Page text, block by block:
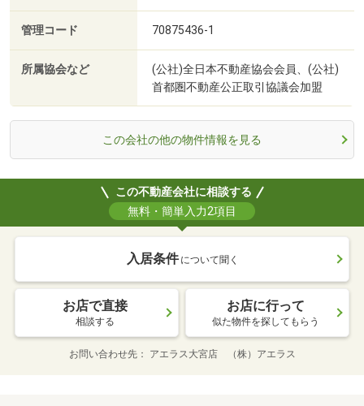
管理コード 70875436-1
所属協会など
(公社)全日本不動産協会会員、(公社)
首都圏不動産公正取引協議会加盟
この会社の他の物件情報を見る
この不動産会社に相談する
無料・簡単入力2項目
入居条件 について聞く
お店で直接
相談する
お店に行って
似た物件を探してもらう
お問い合わせ先 アエラス大宮店 （株）アエラス